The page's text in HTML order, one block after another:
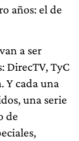
años: el de
a ser
DirecTV, TyC
Y cada una
una serie
de